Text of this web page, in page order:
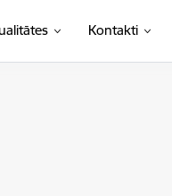
Kontakti